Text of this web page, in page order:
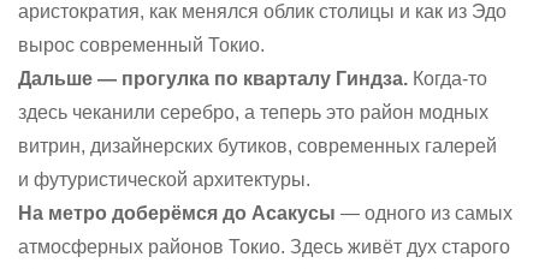
аристократия, как менялся облик столицы и как из Эдо
вырос современный Токио.
Дальше — прогулка по кварталу Гиндза. Когда-то
здесь чеканили серебро, а теперь это район модных
витрин, дизайнерских бутиков, современных галерей
и футуристической архитектуры.
На метро доберёмся до Асакусы — одного из самых
атмосферных районов Токио. Здесь живёт дух старого